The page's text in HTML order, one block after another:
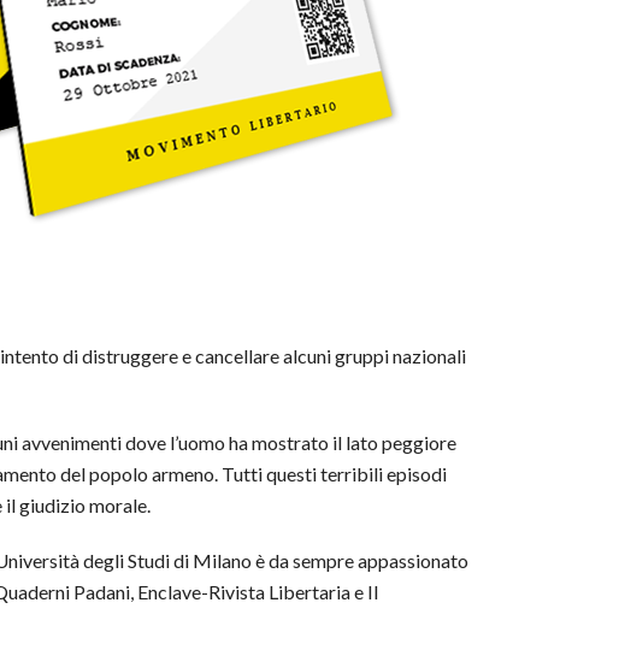
di distruggere e cancellare alcuni gruppi nazionali
avvenimenti dove l’uomo ha mostrato il lato peggiore
del popolo armeno. Tutti questi terribili episodi
il giudizio morale.
degli Studi di Milano è da sempre appassionato
Padani, Enclave-Rivista Libertaria e Il